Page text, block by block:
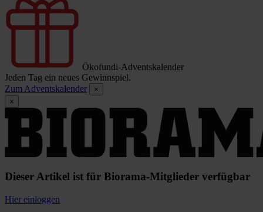
Ökofundi-Adventskalender
Jeden Tag ein neues Gewinnspiel.
Zum Adventskalender
×
×
Dieser Artikel ist für Biorama-Mitglieder verfügbar
Hier einloggen